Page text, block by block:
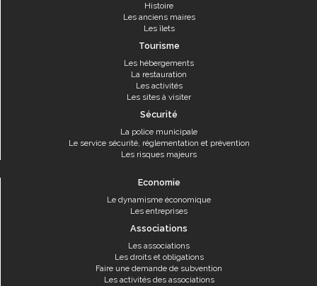
Histoire
Les anciens maires
Les îlets
Tourisme
Les hébergements
La restauration
Les activités
Les sites à visiter
Sécurité
La police municipale
Le service sécurité, réglementation et prévention
Les risques majeurs
Economie
Le dynamisme économique
Les entreprises
Associations
Les associations
Les droits et obligations
Faire une demande de subvention
Les activités des associations